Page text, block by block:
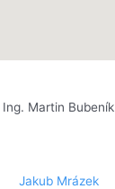
Ing. Martin Bubeník
Jakub Mrázek